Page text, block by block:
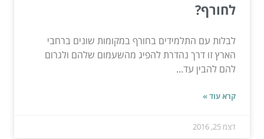
לחורף?
לבלות עם התלמידים בחורף במקומות שונים ברחבי
הארץ זו דרך נהדרת להפיג מהשעמום שלהם ולגרום
להם להבין עד...
קרא עוד »
דצמ 25, 2016